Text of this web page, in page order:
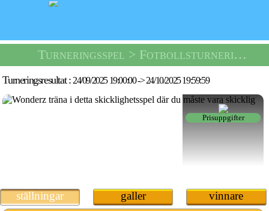
Turneringsspel > Fotbollsturnering -
Turneringsresultat :24/09/2025 19:00:00->24/10/2025 19:59:59
Prisuppgifter
ställningar galler vinnare